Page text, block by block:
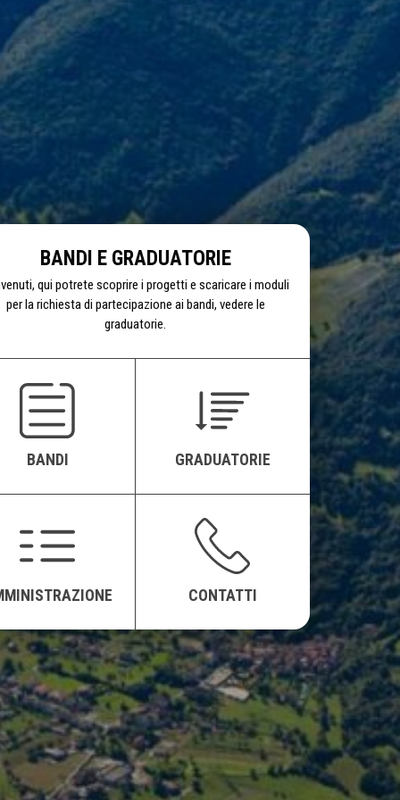
BANDI E GRADUATORIE
qui potrete scoprire i progetti e scaricare i moduli
per la richiesta di partecipazione ai bandi, vedere le
graduatorie.
BANDI GRADUATORIE
CONTATTI